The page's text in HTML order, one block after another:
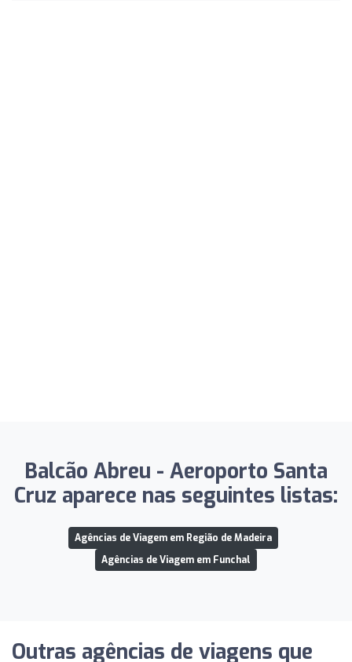
Balcão Abreu - Aeroporto Santa
Cruz aparece nas seguintes listas:
Agências de Viagem em Região de Madeira
Agências de Viagem em Funchal
Outras agências de viagens que